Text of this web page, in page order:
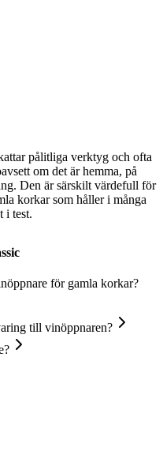
pålitliga verktyg och ofta
om det är hemma, på
Den är särskilt värdefull för
korkar som håller i många
i test.
för gamla korkar?
till vinöppnaren?